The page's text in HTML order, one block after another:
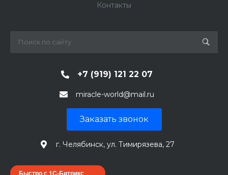
Контакты
+7 (919) 121 22 07
miracle-world@mail.ru
Заказать звонок
г. Челябинск, ул. Тимирязева, 27
Быстро с 1С-Битрикс